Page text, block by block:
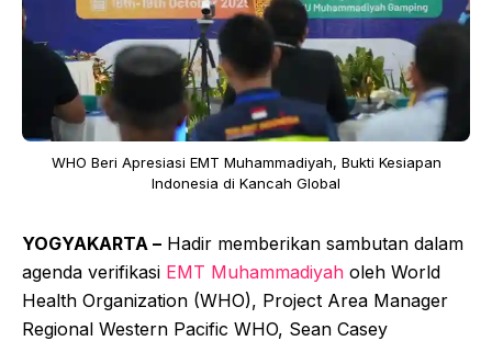
WHO Beri Apresiasi EMT Muhammadiyah, Bukti Kesiapan
Indonesia di Kancah Global
YOGYAKARTA – Hadir memberikan sambutan dalam
agenda verifikasi EMT Muhammadiyah oleh World
Health Organization (WHO), Project Area Manager
Regional Western Pacific WHO, Sean Casey